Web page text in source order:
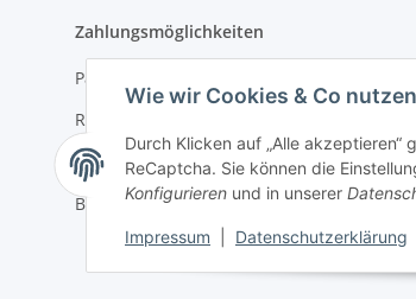
Wie wir Cookies & Co nutzen
Durch Klicken auf „Alle akzeptieren“
ReCaptcha. Sie können die
Konfigurieren und in unserer
Impressum Datenschutzerklärung
Zahlungsmöglichkeiten
PayPal / PayPal-Service
Rechnung
Vorkasse
Barzahlung